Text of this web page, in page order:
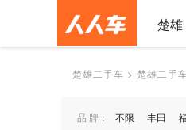
楚雄
楚雄二手车 > 楚雄二手
品 牌： 不限 丰田